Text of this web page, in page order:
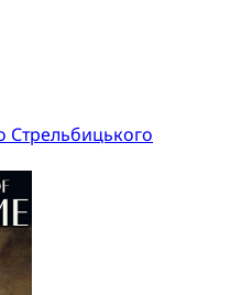
Стрельбицького